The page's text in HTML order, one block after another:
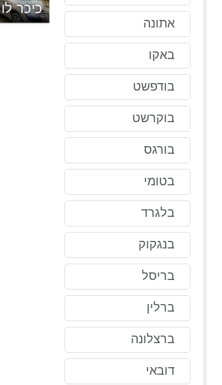
אתונה
באקו
בודפשט
בוקרשט
בורגס
בטומי
בלגרד
בנגקוק
בריסל
ברלין
ברצלונה
דובאי
כיכר